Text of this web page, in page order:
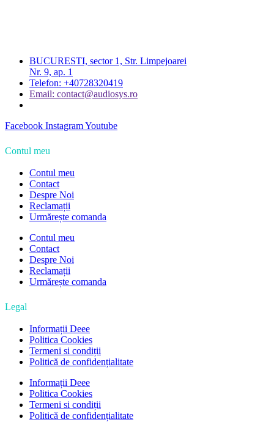
BUCURESTI, sector 1, Str. Limpejoarei
Nr. 9, ap. 1
Telefon: +40728320419
Email: contact@audiosys.ro
Facebook InstagramYoutube
Contul meu
Contul meu
Contact
Despre Noi
Reclamații
Urmărește comanda
Contul meu
Contact
Despre Noi
Reclamații
Urmărește comanda
Legal
Informații Deee
Politica Cookies
Termeni si condiții
Politică de confidențialitate
Informații Deee
Politica Cookies
Termeni si condiții
Politică de confidențialitate